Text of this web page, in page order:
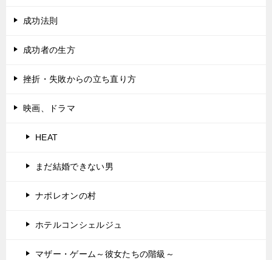
成功法則
成功者の生方
挫折・失敗からの立ち直り方
映画、ドラマ
HEAT
まだ結婚できない男
ナポレオンの村
ホテルコンシェルジュ
マザー・ゲーム～彼女たちの階級～